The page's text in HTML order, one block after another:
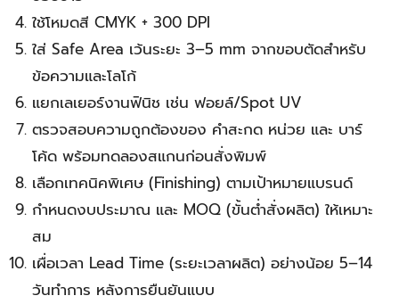
ใช้โหมดสี CMYK + 300 DPI
ใส่ Safe Area เว้นระยะ 3–5 mm จากขอบตัดสำหรับ
ข้อความและโลโก้
แยกเลเยอร์งานฟินิช เช่น ฟอยล์/Spot UV
ตรวจสอบความถูกต้องของ คำสะกด หน่วย และ บาร์
โค้ด พร้อมทดลองสแกนก่อนสั่งพิมพ์
เลือกเทคนิคพิเศษ (Finishing) ตามเป้าหมายแบรนด์
กำหนดงบประมาณ และ MOQ (ขั้นต่ำสั่งผลิต) ให้เหมาะ
สม
เผื่อเวลา Lead Time (ระยะเวลาผลิต) อย่างน้อย 5–14
วันทำการ หลังการยืนยันแบบ